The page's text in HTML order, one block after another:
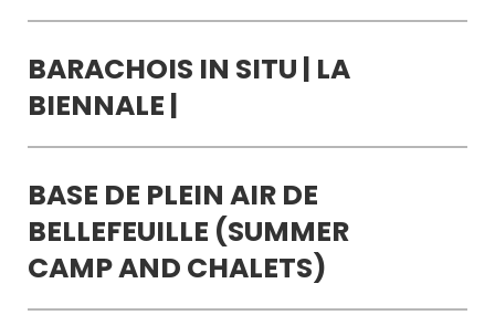
BARACHOIS IN SITU | LA
BIENNALE |
BASE DE PLEIN AIR DE
BELLEFEUILLE (SUMMER
CAMP AND CHALETS)